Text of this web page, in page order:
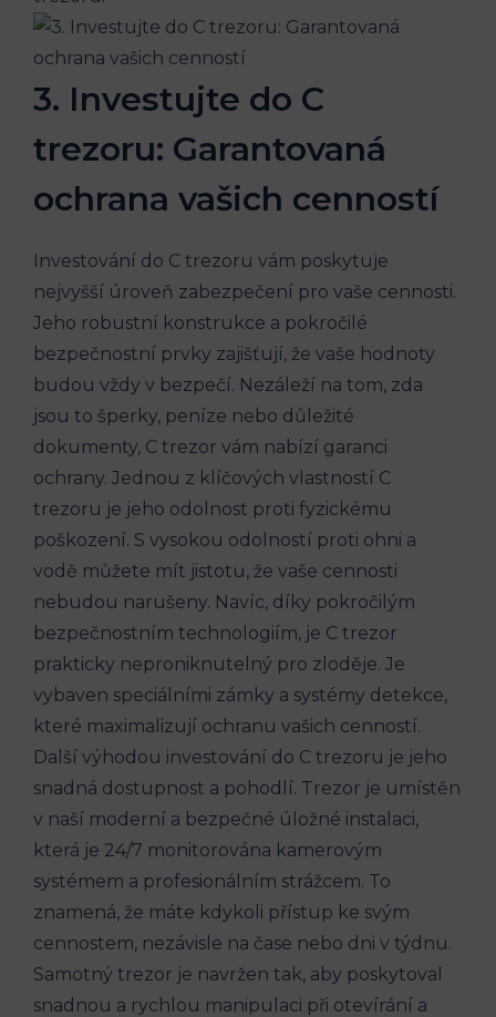
3. Investujte do C
trezoru: Garantovaná
ochrana vašich cenností
Investování do C trezoru vám poskytuje
nejvyšší úroveň zabezpečení pro vaše cennosti.
Jeho robustní konstrukce a pokročilé
bezpečnostní prvky zajišťují, že vaše hodnoty
budou vždy v bezpečí. Nezáleží na tom, zda
jsou to šperky, peníze nebo důležité
dokumenty, C trezor vám nabízí garanci
ochrany. Jednou z klíčových vlastností C
trezoru je jeho odolnost proti fyzickému
poškození. S vysokou odolností proti ohni a
vodě můžete mít jistotu, že vaše cennosti
nebudou narušeny. Navíc, díky pokročilým
bezpečnostním technologiím, je C trezor
prakticky neproniknutelný pro zloděje. Je
vybaven speciálními zámky a systémy detekce,
které maximalizují ochranu vašich cenností.
Další výhodou investování do C trezoru je jeho
snadná dostupnost a pohodlí. Trezor je umístěn
v naší moderní a bezpečné úložné instalaci,
která je 24/7 monitorována kamerovým
systémem a profesionálním strážcem. To
znamená, že máte kdykoli přístup ke svým
cennostem, nezávisle na čase nebo dni v týdnu.
Samotný trezor je navržen tak, aby poskytoval
snadnou a rychlou manipulaci při otevírání a